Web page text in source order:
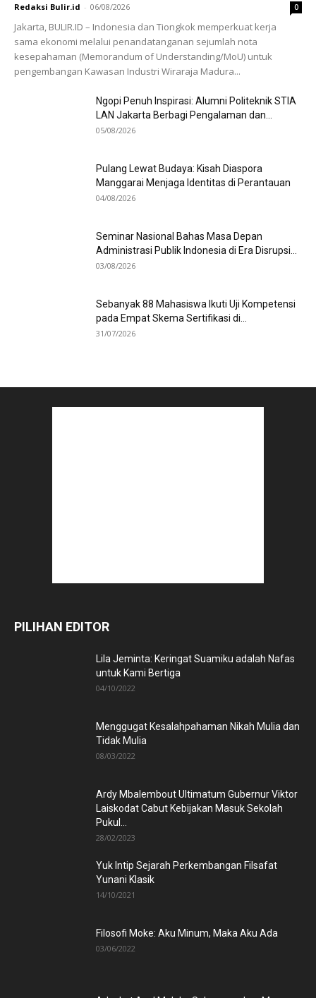
Redaksi Bulir.id - 06/08/2026 0
Jakarta, BULIR.ID – Indonesia dan Tiongkok memperkuat kerja
sama ekonomi melalui penandatanganan sejumlah nota
kesepahaman (Memorandum of Understanding/MoU) untuk
pengembangan Kawasan Industri Wiraraja Madura...
Ngopi Penuh Inspirasi: Alumni Politeknik STIA
LAN Jakarta Berbagi Pengalaman dan...
05/08/2026
Pulang Lewat Budaya: Kisah Diaspora
Manggarai Menjaga Identitas di Perantauan
04/08/2026
Seminar Nasional Bahas Masa Depan
Administrasi Publik Indonesia di Era Disrupsi...
03/08/2026
Sebanyak 88 Mahasiswa Ikuti Uji Kompetensi
pada Empat Skema Sertifikasi di...
31/07/2026
PILIHAN EDITOR
Lila Jeminta: Keringat Suamiku adalah Nafas
untuk Kami Bertiga
04/10/2022
Menggugat Kesalahpahaman Nikah Mulia dan
Tidak Mulia
08/03/2022
Ardy Mbalembout Ultimatum Gubernur Viktor
Laiskodat Cabut Kebijakan Masuk Sekolah
Pukul...
28/02/2023
Yuk Intip Sejarah Perkembangan Filsafat
Yunani Klasik
14/10/2021
Filosofi Moke: Aku Minum, Maka Aku Ada
03/06/2022